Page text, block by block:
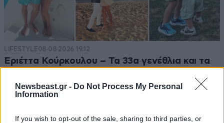
Newsbeast.gr - Do Not Process My Personal
Information
If you wish to opt-out of the sale, sharing to third parties, or
LIFESTYLE08·08·2026 19:12
Εριέττα Κούρκουλου – Τα 33α γενέθλια και τα
ευτυχίας δεδομένη»